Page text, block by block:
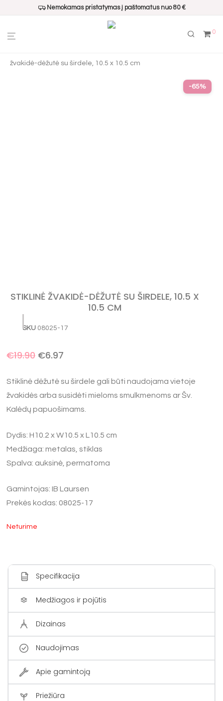
Nemokamas pristatymas į paštomatus nuo 80 €
0
žvakidė-dėžutė su širdele, 10.5 x 10.5 cm
-65%
STIKLINĖ ŽVAKIDĖ-DĖŽUTĖ SU ŠIRDELE, 10.5 X
10.5 CM
SKU 08025-17
€19.90 €6.97
Stiklinė dėžutė su širdele gali būti naudojama vietoje
žvakidės arba susidėti mieloms smulkmenoms ar Šv.
Kalėdų papuošimams.
Dydis: H10.2 x W10.5 x L10.5 cm
Medžiaga: metalas, stiklas
Spalva: auksinė, permatoma
Gamintojas: IB Laursen
Prekės kodas: 08025-17
Neturime
Specifikacija
Medžiagos ir pojūtis
Dizainas
Naudojimas
Apie gamintoją
Priežiūra